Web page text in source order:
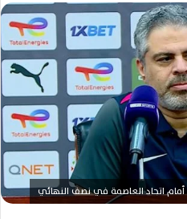
اتحاد العاصمة في نصف النهائي